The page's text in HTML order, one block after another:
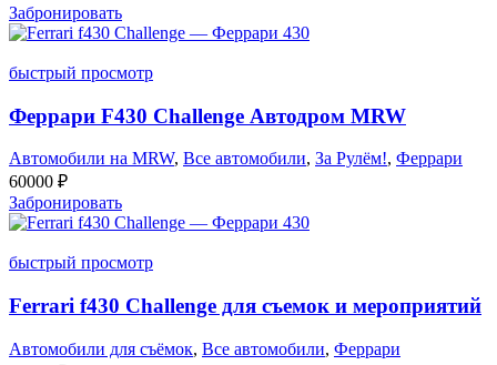
Забронировать
быстрый просмотр
Феррари F430 Challenge Автодром MRW
Автомобили на MRW, Все автомобили, За Рулём!, Феррари
60000 ₽
Забронировать
быстрый просмотр
Ferrari f430 Challenge для съемок и мероприятий
Автомобили для съёмок, Все автомобили, Феррари